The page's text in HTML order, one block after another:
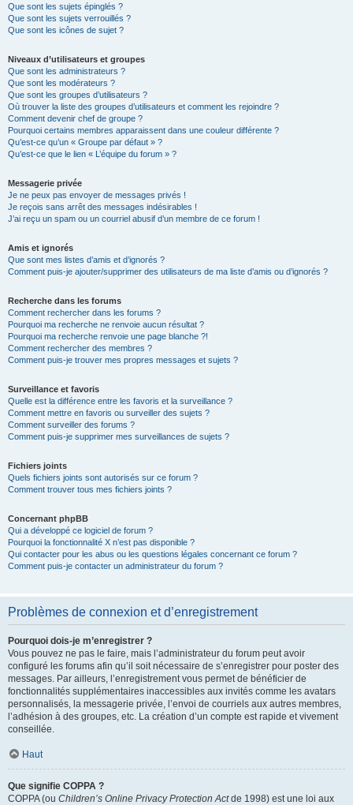
Que sont les sujets épinglés ?
Que sont les sujets verrouillés ?
Que sont les icônes de sujet ?
Niveaux d’utilisateurs et groupes
Que sont les administrateurs ?
Que sont les modérateurs ?
Que sont les groupes d’utilisateurs ?
Où trouver la liste des groupes d’utilisateurs et comment les rejoindre ?
Comment devenir chef de groupe ?
Pourquoi certains membres apparaissent dans une couleur différente ?
Qu’est-ce qu’un « Groupe par défaut » ?
Qu’est-ce que le lien « L’équipe du forum » ?
Messagerie privée
Je ne peux pas envoyer de messages privés !
Je reçois sans arrêt des messages indésirables !
J’ai reçu un spam ou un courriel abusif d’un membre de ce forum !
Amis et ignorés
Que sont mes listes d’amis et d’ignorés ?
Comment puis-je ajouter/supprimer des utilisateurs de ma liste d’amis ou d’ignorés ?
Recherche dans les forums
Comment rechercher dans les forums ?
Pourquoi ma recherche ne renvoie aucun résultat ?
Pourquoi ma recherche renvoie une page blanche ?!
Comment rechercher des membres ?
Comment puis-je trouver mes propres messages et sujets ?
Surveillance et favoris
Quelle est la différence entre les favoris et la surveillance ?
Comment mettre en favoris ou surveiller des sujets ?
Comment surveiller des forums ?
Comment puis-je supprimer mes surveillances de sujets ?
Fichiers joints
Quels fichiers joints sont autorisés sur ce forum ?
Comment trouver tous mes fichiers joints ?
Concernant phpBB
Qui a développé ce logiciel de forum ?
Pourquoi la fonctionnalité X n’est pas disponible ?
Qui contacter pour les abus ou les questions légales concernant ce forum ?
Comment puis-je contacter un administrateur du forum ?
Problèmes de connexion et d’enregistrement
Pourquoi dois-je m’enregistrer ?
Vous pouvez ne pas le faire, mais l’administrateur du forum peut avoir
configuré les forums afin qu’il soit nécessaire de s’enregistrer pour poster des
messages. Par ailleurs, l’enregistrement vous permet de bénéficier de
fonctionnalités supplémentaires inaccessibles aux invités comme les avatars
personnalisés, la messagerie privée, l’envoi de courriels aux autres membres,
l’adhésion à des groupes, etc. La création d’un compte est rapide et vivement
conseillée.
Haut
Que signifie COPPA ?
COPPA (ou Children’s Online Privacy Protection Actde 1998) est une loi aux